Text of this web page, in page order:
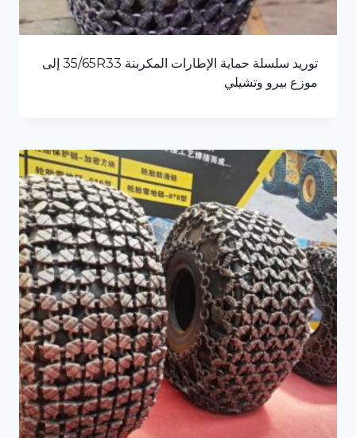
توريد سلسلة حماية الإطارات المكربنة 35/65R33 إلى
موزع بيرو وتشيلي